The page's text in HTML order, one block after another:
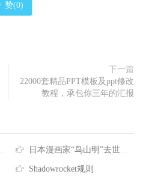
赞(0)
下一篇
22000套精品PPT模板及ppt修改
教程，承包你三年的汇报
日本漫画家“鸟山明”去世，七龙珠+阿拉蕾收藏版 附《七龙珠》合集
Shadowrocket规则